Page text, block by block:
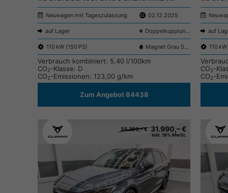
Neuwagen mit Tageszulassung 02.12.2025
auf Lager
110 kW (150 PS)
Verbrauch kombiniert: 5,40 l/100km
CO2-Klasse: D
CO2-Emissionen: 123,00 g/km
Zum Angebot 84438
auf
110
CO2-
CO2-
35.290,– € 31.990,– €
inkl. 19% MwSt.